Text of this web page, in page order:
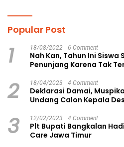
Popular Post
1 18/08/2022 6 Comment
Nah Kan, Tahun Ini Siswa
Penunjang Karena Tak
2 18/04/2023 4 Comment
Deklarasi Damai,
Undang Calon Kepala
3 12/02/2023 4 Comment
Plt Bupati Bangkalan
Care Jawa Timur